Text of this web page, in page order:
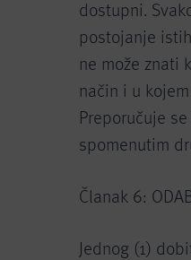
dostupni.
postojanje
ne može znati
način i u
Preporučuje
spomenutim
Članak 6:
Jednog (1)